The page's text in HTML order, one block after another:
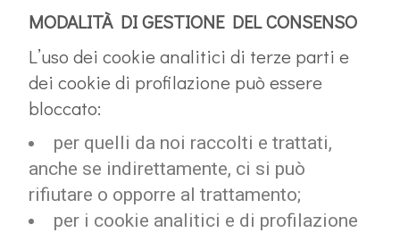
MODALITÀ DI GESTIONE DEL CONSENSO
L’uso dei cookie analitici di terze parti e
dei cookie di profilazione può essere
bloccato:
per quelli da noi raccolti e trattati,
anche se indirettamente, ci si può
rifiutare o opporre al trattamento;
per i cookie analitici e di profilazione